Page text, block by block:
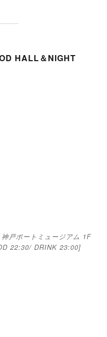
HALL＆NIGHT
戸ポートミュージアム 1F
22:30/ DRINK 23:00]